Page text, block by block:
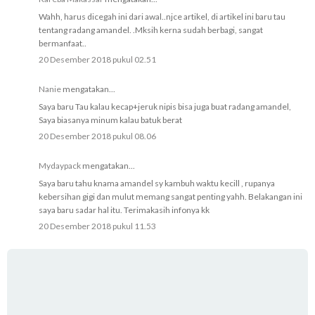
Wahh, harus dicegah ini dari awal..njce artikel, di artikel ini baru tau
tentang radang amandel. .Mksih kerna sudah berbagi, sangat
bermanfaat..
20 Desember 2018 pukul 02.51
Nanie mengatakan...
Saya baru Tau kalau kecap+jeruk nipis bisa juga buat radang amandel,
Saya biasanya minum kalau batuk berat
20 Desember 2018 pukul 08.06
Mydaypack mengatakan...
Saya baru tahu knama amandel sy kambuh waktu kecill , rupanya
kebersihan gigi dan mulut memang sangat penting yahh. Belakangan ini
saya baru sadar hal itu. Terimakasih infonya kk
20 Desember 2018 pukul 11.53